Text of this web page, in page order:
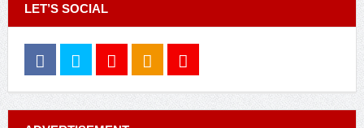
LET’S SOCIAL